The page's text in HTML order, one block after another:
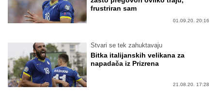
frustriran sam
01.09.20. 20:16
Stvari se tek zahuktavaju
Bitka italijanskih velikana za
napadača iz Prizrena
21.08.20. 17:28